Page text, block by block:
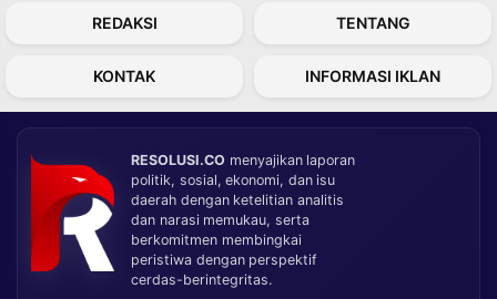
REDAKSI TENTANG
KONTAK INFORMASI IKLAN
RESOLUSI.CO menyajikan laporan
politik, sosial, ekonomi, dan isu
daerah dengan ketelitian analitis
dan narasi memukau, serta
berkomitmen membingkai
peristiwa dengan perspektif
cerdas-berintegritas.